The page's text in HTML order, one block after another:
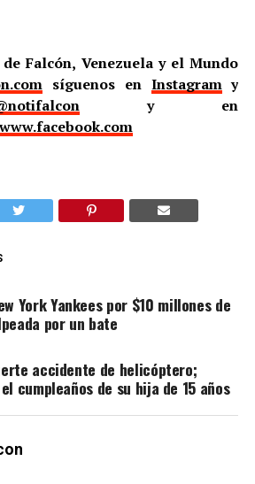
Falcón, Venezuela y el Mundo
síguenos en Instagramy
y en
York Yankees por $10 millones de
por un bate
accidente de helicóptero;
cumpleaños de su hija de 15 años